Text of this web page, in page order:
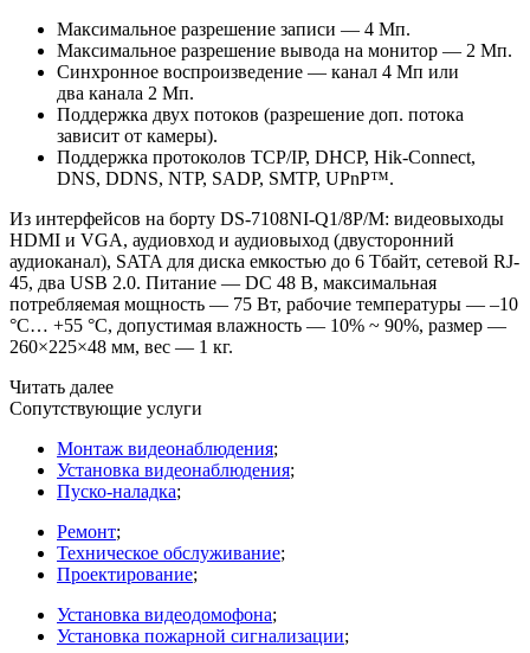
Максимальное разрешение записи — 4 Мп.
Максимальное разрешение вывода на монитор — 2 Мп.
Синхронное воспроизведение — канал 4 Мп или
два канала 2 Мп.
Поддержка двух потоков (разрешение доп. потока
зависит от камеры).
Поддержка протоколов TCP/IP, DHCP, Hik-Connect,
DNS, DDNS, NTP, SADP, SMTP, UPnP™.
Из интерфейсов на борту DS-7108NI-Q1/8P/M: видеовыходы
HDMI и VGA, аудиовход и аудиовыход (двусторонний
аудиоканал), SATA для диска емкостью до 6 Тбайт, сетевой RJ-
45, два USB 2.0. Питание — DC 48 В, максимальная
потребляемая мощность — 75 Вт, рабочие температуры — –10
°C… +55 °C, допустимая влажность — 10% ~ 90%, размер —
260×225×48 мм, вес — 1 кг.
Читать далее
Сопутствующие услуги
Монтаж видеонаблюдения;
Установка видеонаблюдения;
Пуско-наладка;
Ремонт;
Техническое обслуживание;
Проектирование;
Установка видеодомофона;
Установка пожарной сигнализации;